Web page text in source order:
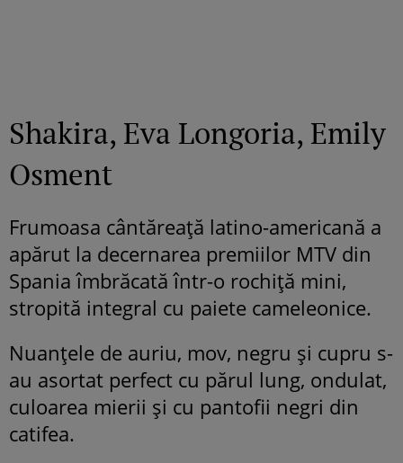
Shakira, Eva Longoria, Emily
Osment
Frumoasa cântăreaţă latino-americană a
apărut la decernarea premiilor MTV din
Spania îmbrăcată într-o rochiţă mini,
stropită integral cu paiete cameleonice.
Nuanţele de auriu, mov, negru şi cupru s-
au asortat perfect cu părul lung, ondulat,
culoarea mierii şi cu pantofii negri din
catifea.